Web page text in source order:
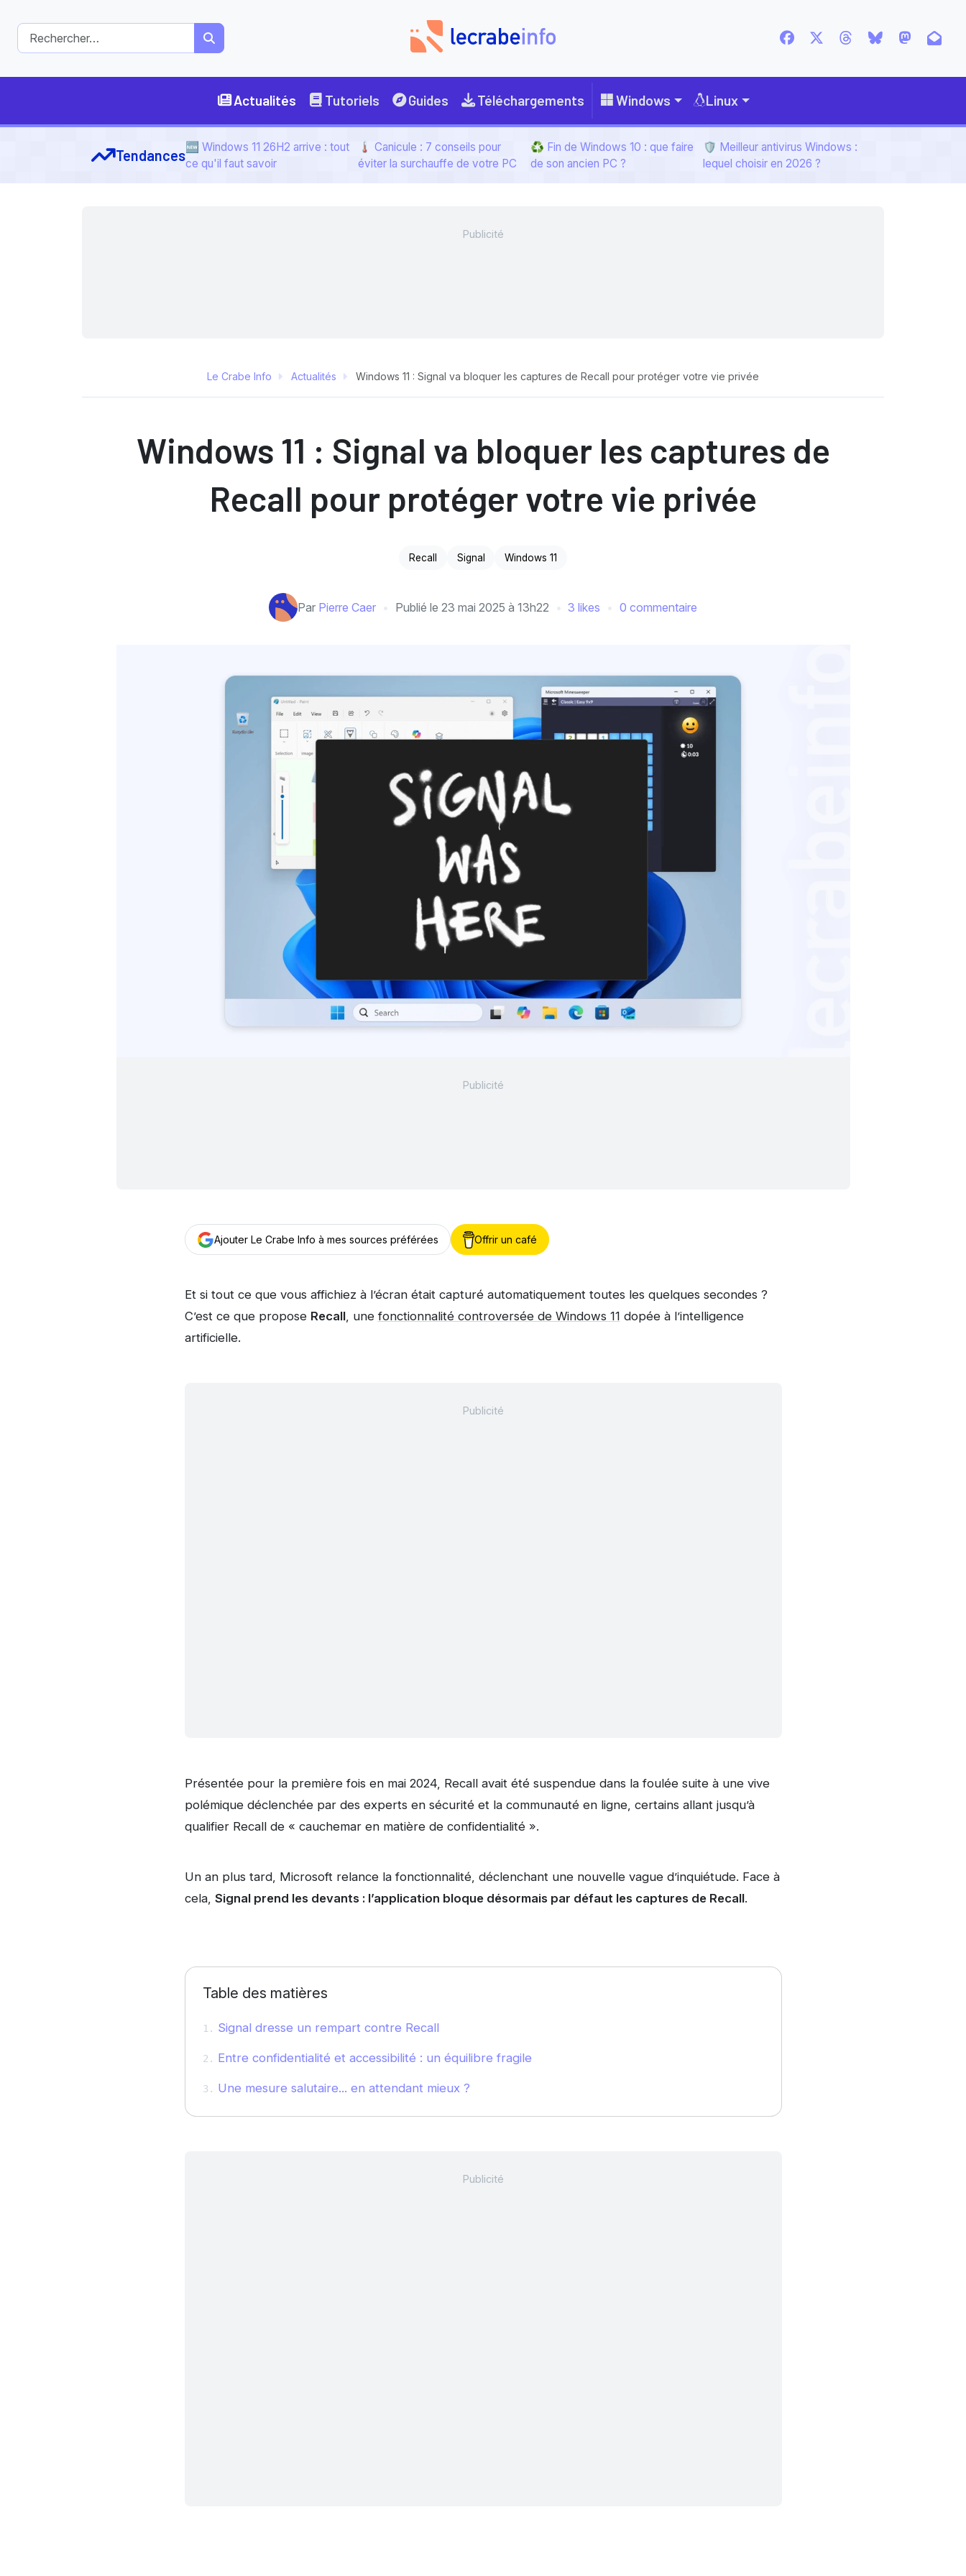
Actualités Tutoriels Guides Téléchargements Windows Linux
Tendances🆕 Windows 11 26H2 arrive : tout
ce qu'il faut savoir
🌡️ Canicule : 7 conseils pour
éviter la surchauffe de votre PC
♻️ Fin de Windows 10 : que faire
de son ancien PC ?
🛡️ Meilleur antivirus Windows :
lequel choisir en 2026 ?
Le Crabe Info Actualités Windows 11 : Signal va bloquer les captures de Recall pour protéger votre vie privée
Windows 11 : Signal va bloquer les captures de
Recall pour protéger votre vie privée
Recall Signal Windows 11
Par Pierre Caer Publié le 23 mai 2025 à 13h22 3 likes 0 commentaire
Ajouter Le Crabe Info à mes sources préférées Offrir un café
Et si tout ce que vous affichiez à l’écran était capturé automatiquement toutes les quelques secondes ?
C’est ce que propose Recall, une fonctionnalité controversée de Windows 11 dopée à l’intelligence
artificielle.
Présentée pour la première fois en mai 2024, Recall avait été suspendue dans la foulée suite à une vive
polémique déclenchée par des experts en sécurité et la communauté en ligne, certains allant jusqu’à
qualifier Recall de « cauchemar en matière de confidentialité ».
Un an plus tard, Microsoft relance la fonctionnalité, déclenchant une nouvelle vague d’inquiétude. Face à
cela, Signal prend les devants : l’application bloque désormais par défaut les captures de Recall.
Table des matières
Signal dresse un rempart contre Recall
Entre confidentialité et accessibilité : un équilibre fragile
Une mesure salutaire... en attendant mieux ?